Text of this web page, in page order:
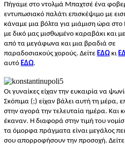
Πήγαμε στο ντολμά Μπαχτσέ ένα
εντυπωσιακό παλάτι επισκέψιμο με
κάναμε μια βόλτα για μιάμιση ώρα
με δικό μας μισθωμένο καραβάκι και
από τα μεγάφωνα και μια βραδιά σε
παραδοσιακούς χορούς. Δείτε ΕΔΩ κι
αυτό ΕΔΩ.
Οι γυναίκες είχαν την ευκαιρία να
Σκόπιμα (;) είχαν βάλει αυτή τη μέρα,
στην αγορά την τελευταία ημέρα. Και
έκαναν. Η διαφορά στην τιμή του
τα όμορφα πράγματα είναι μεγάλος
σου απορροφήσουν την προσοχή. Δείτε